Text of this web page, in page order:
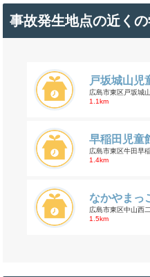
事故発生地点の近く
戸坂城山児
広島市東区戸坂城
1.1km
早稲田児童
広島市東区牛田早
1.4km
なかやまっ
広島市東区中山西
1.5km